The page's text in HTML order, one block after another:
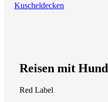
Kuscheldecken
Reisen mit Hund
Red Label